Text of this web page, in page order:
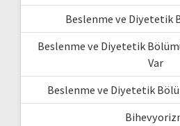
Beslenme ve Diyetetik
Beslenme ve Diyetetik
Var
Beslenme ve Diyetetik